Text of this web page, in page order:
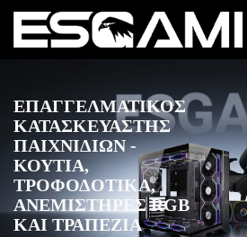
ΕΠΑΓΓΕΛΜΑΤΙΚΌΣ
ΚΑΤΑΣΚΕΥΑΣΤΉΣ
ΠΑΙΧΝΙΔΙΏΝ -
ΚΟΥΤΙΆ,
ΤΡΟΦΟΔΟΤΙΚΆ,
ΑΝΕΜΙΣΤΉΡΕΣ RGB
ΚΑΙ ΤΡΑΠΈΖΙΑ